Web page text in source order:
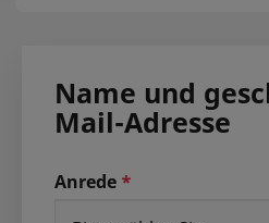
Name und
Mail-Adresse
Anrede *